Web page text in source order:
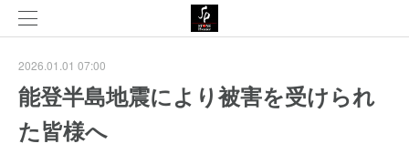
2026.01.01 07:00
能登半島地震により被害を受けられ
た皆様へ